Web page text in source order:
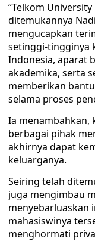
“Telkom
ditemukannya
mengucapkan
setinggi-tingginya
Indonesia, aparat
akademika, serta
memberikan
selama proses
Ia menambahkan,
berbagai pihak
akhirnya dapat
keluarganya.
Seiring telah
juga mengimbau
menyebarluaskan
mahasiswinya
menghormati